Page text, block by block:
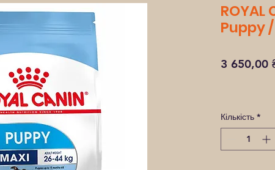
ROYAL
Puppy /
3 650,00
Кількість *